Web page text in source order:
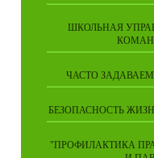
ШКОЛЬНАЯ
ЧАСТО
БЕЗОПАСНОСТЬ
"ПРОФИЛАКТИКА